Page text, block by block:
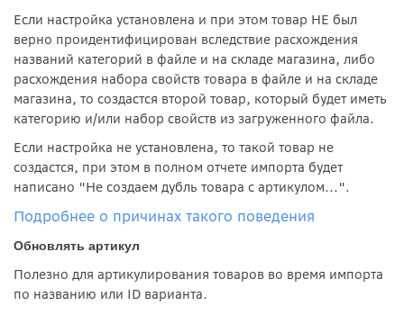
Если настройка установлена и при этом товар НЕ был
верно проидентифицирован вследствие расхождения
названий категорий в файле и на складе магазина, либо
расхождения набора свойств товара в файле и на складе
магазина, то создастся второй товар, который будет иметь
категорию и/или набор свойств из загруженного файла.
Если настройка не установлена, то такой товар не
создастся, при этом в полном отчете импорта будет
написано "Не создаем дубль товара с артикулом...".
Подробнее о причинах такого поведения
Обновлять артикул
Полезно для артикулирования товаров во время импорта
по названию или ID варианта.